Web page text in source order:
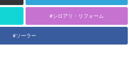
#シロアリ・リフォーム
#ソーラー